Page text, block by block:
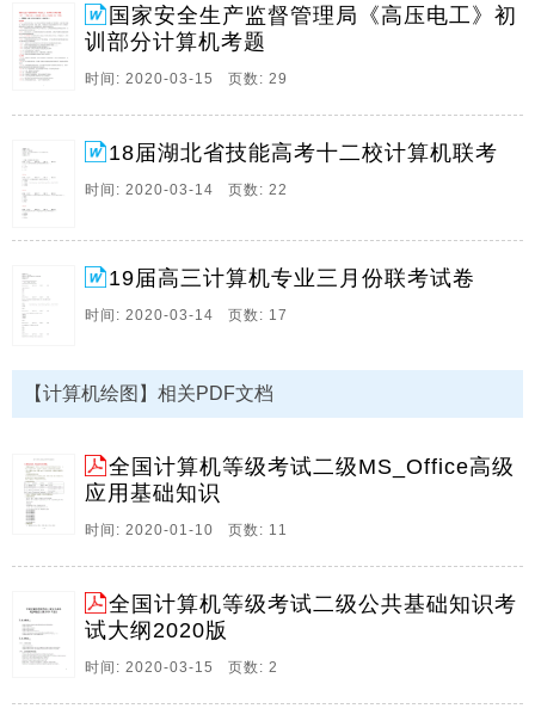
介绍。 1.编译程序。
8、对计算机的一些错误认识 不知是什么原因，逐渐出
现了一些有关计算机的荒唐说法。不幸的是，这些荒唐
算机失误造成的过错”几乎每一周都有一些报纸或杂志刊
登醒目的标题：“计算机失误造成的过错”。把过错归因
于计算机，计算机完全成了替罪羊。我们知道，计算机
是无生命的、无知觉的。然。
9、 2019 11 27 2020年湖北技能高考大纲解读 计算机专
业 目录 考试时间与考试人数 2019年考试概况 2019年湖
北省普通高等学校招收中等职业学校毕业生技能高考 计
计算机类考试报名人数13848 考试人数13261 2019年考
试内容与题型 2020年计算机大纲解析 1 2 三 考试依据
10、书书书 全国计算机等级考试二级公共基础 知识考
试大纲 年版 基本要求 掌 握 计 算 机 系 统 的 基 本 概
念 理 解 计 算 机 硬 件 系 统 和 计 算 机 操 作 系 统 掌
握 算 法 的 基 本 概 念 掌 握 基 本 数 据 结 构 及 其 操
作 掌 握 基 本 排 序 和 查 找 算 法 掌 握 逐 步 求 精 的
结 构 化 程 序 设 计 方 法 掌 握 软 件 工 程。
11、国家安全生产监督管理局 低压电工 初训部分计算
多项选择题 61题 计621题 一 判断题 303题 括号内正确
国家安全生产监督管理局《高压电工》初
训部分计算机考题
时间: 2020-03-15 页数: 29
18届湖北省技能高考十二校计算机联考
时间: 2020-03-14 页数: 22
19届高三计算机专业三月份联考试卷
时间: 2020-03-14 页数: 17
【计算机绘图】相关PDF文档
全国计算机等级考试二级MS_Office高级
应用基础知识
时间: 2020-01-10 页数: 11
全国计算机等级考试二级公共基础知识考
试大纲2020版
时间: 2020-03-15 页数: 2